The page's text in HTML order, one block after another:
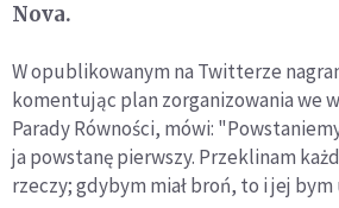
Nova.
W opublikowanym na Twitterze
komentując plan zorganizowania we
Parady Równości, mówi:
ja powstanę pierwszy. Przeklinam
rzeczy; gdybym miał broń, to i jej bym